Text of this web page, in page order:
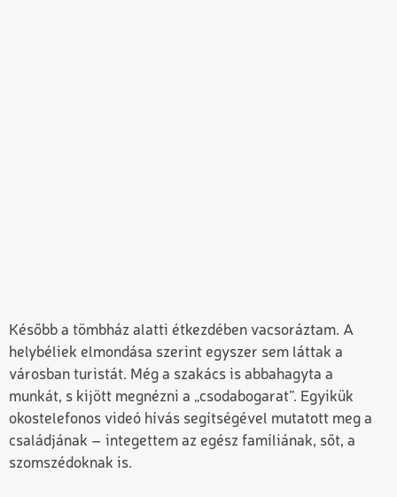
Később a tömbház alatti étkezdében vacsoráztam. A
helybéliek elmondása szerint egyszer sem láttak a
városban turistát. Még a szakács is abbahagyta a
munkát, s kijött megnézni a „csodabogarat”. Egyikük
okostelefonos videó hívás segítségével mutatott meg a
családjának – integettem az egész famíliának, sőt, a
szomszédoknak is.